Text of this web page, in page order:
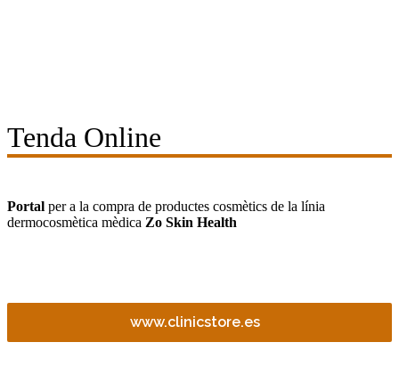
Tenda Online
Portal per a la compra de productes cosmètics de la línia
dermocosmètica mèdica Zo Skin Health
www.clinicstore.es